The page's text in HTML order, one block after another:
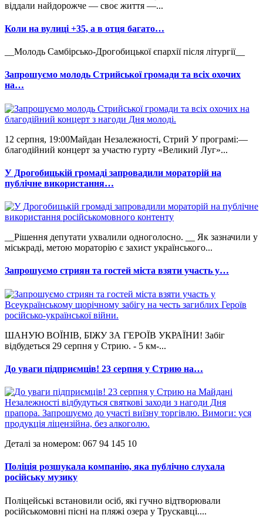
віддали найдорожче — своє життя —...
Коли на вулиці +35, а в отця багато…
__Молодь Самбірсько-Дрогобицької єпархії після літургії__
Запрошуємо молодь Стрийської громади та всіх охочих
на…
12 серпня, 19:00Майдан Незалежності, Стрий У програмі:—
благодійний концерт за участю гурту «Великий Луг»...
У Дрогобицькій громаді запровадили мораторій на
публічне використання…
__Рішення депутати ухвалили одноголосно. __ Як зазначили у
міськраді, метою мораторію є захист українського...
Запрошуємо стриян та гостей міста взяти участь у…
ШАНУЮ ВОЇНІВ, БІЖУ ЗА ГЕРОЇВ УКРАЇНИ! Забіг
відбудеться 29 серпня у Стрию. - 5 км-...
До уваги підприємців! 23 серпня у Стрию на…
Деталі за номером: 067 94 145 10
Поліція розшукала компанію, яка публічно слухала
російську музику
Поліцейські встановили осіб, які гучно відтворювали
російськомовні пісні на пляжі озера у Трускавці....